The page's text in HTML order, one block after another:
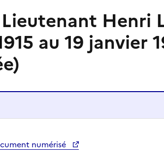
Henri
au 19 janvier
numérisé